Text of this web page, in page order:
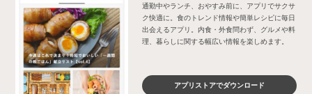
通勤中やランチ、おやすみ前に、アプリでサクサ
ク快適に。食のトレンド情報や簡単レシピに毎日
出会えるアプリ。内食・外食問わず、グルメや料
理、暮らしに関する幅広い情報を楽しめます。
アプリストアでダウンロード